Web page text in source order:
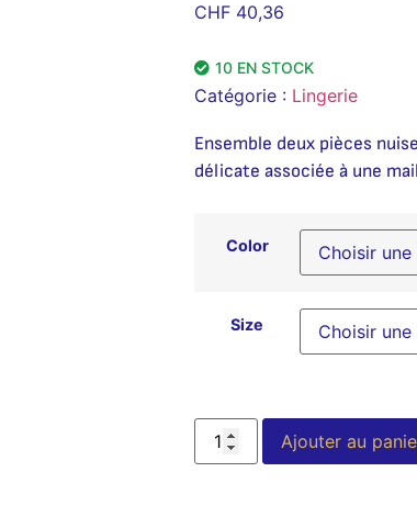
CHF 40,36
10 EN STOCK
Catégorie : Lingerie
Ensemble deux pièces
délicate associée à une
Color
Size
Ajouter au